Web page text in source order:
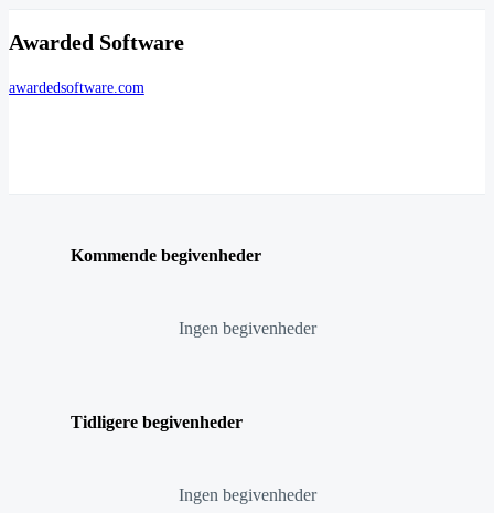
Awarded Software
awardedsoftware.com
Kommende begivenheder
Ingen begivenheder
Tidligere begivenheder
Ingen begivenheder